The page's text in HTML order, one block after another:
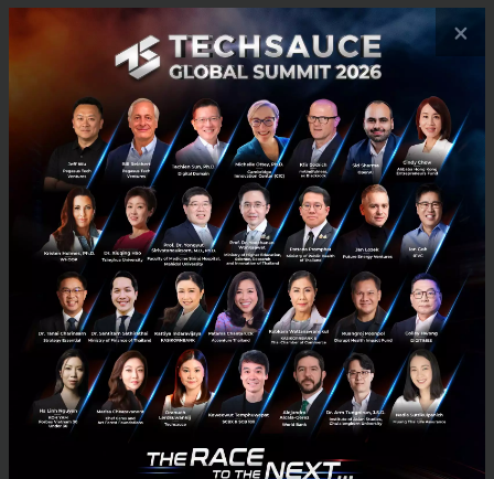
LINE CREATORS K PLUS x LINE CREATORS
No comment
×